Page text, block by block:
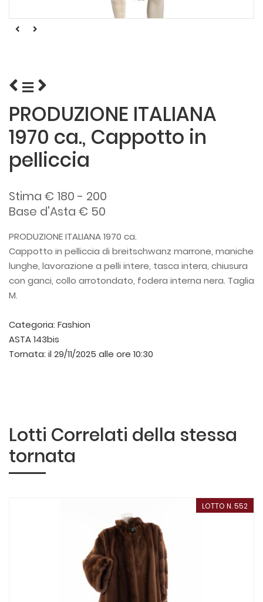
PRODUZIONE ITALIANA
1970 ca., Cappotto in
pelliccia
Stima € 180 - 200
Base d'Asta € 50
PRODUZIONE ITALIANA 1970 ca.
Cappotto in pelliccia di breitschwanz marrone, maniche
lunghe, lavorazione a pelli intere, tasca intera, chiusura
con ganci, collo arrotondato, fodera interna nera. Taglia
M.
Categoria: Fashion
ASTA 143bis
Tornata: il 29/11/2025 alle ore 10:30
Lotti Correlati della stessa
tornata
LOTTO N. 552